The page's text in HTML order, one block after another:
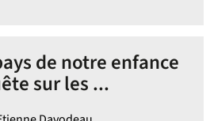
de notre enfance
sur les ...